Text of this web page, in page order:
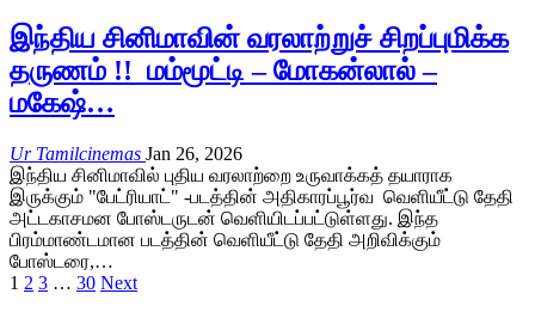
இந்திய சினிமாவின் வரலாற்றுச் சிறப்புமிக்க
தருணம் !! மம்மூட்டி – மோகன்லால் –
மகேஷ்…
Ur Tamilcinemas Jan 26, 2026
இந்திய சினிமாவில் புதிய வரலாற்றை உருவாக்கத் தயாராக
இருக்கும் "பேட்ரியாட்" -படத்தின் அதிகாரப்பூர்வ வெளியீட்டு தேதி
அட்டகாசமன போஸ்டருடன் வெளியிடப்பட்டுள்ளது. இந்த
பிரம்மாண்டமான படத்தின் வெளியீட்டு தேதி அறிவிக்கும்
போஸ்டரை,…
1 2 3 … 30 Next